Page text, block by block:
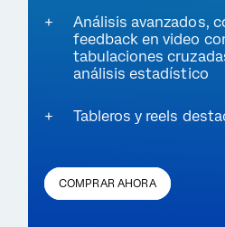
Análisis avanzados,
feedback en video
tabulaciones
análisis estadístico
Tableros y reels
COMPRAR AHORA